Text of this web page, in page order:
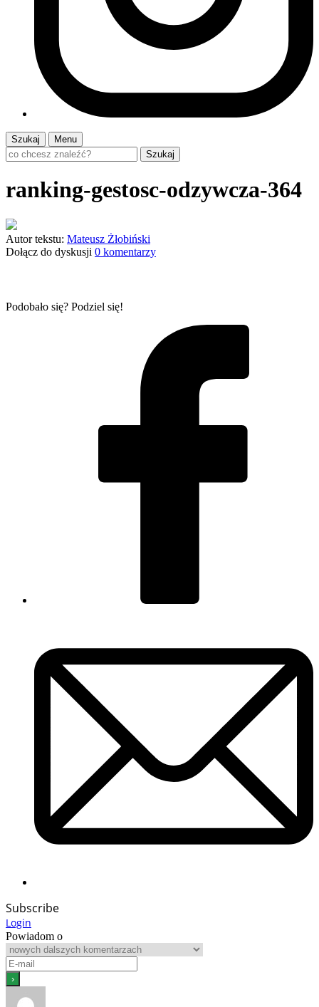
Szukaj
Menu
Szukaj
ranking-gestosc-odzywcza-364
Autor tekstu: Mateusz Żłobiński
Dołącz do dyskusji 0 komentarzy
Podobało się? Podziel się!
Subscribe
Login
Powiadom o